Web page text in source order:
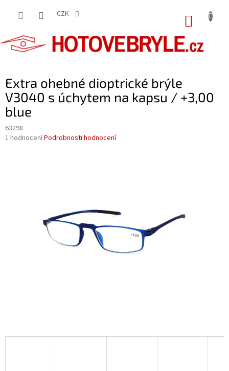
CZK
Extra ohebné dioptrické brýle
V3040 s úchytem na kapsu / +3,00
blue
63298
Průměrné
1 hodnoceníPodrobnosti hodnocení